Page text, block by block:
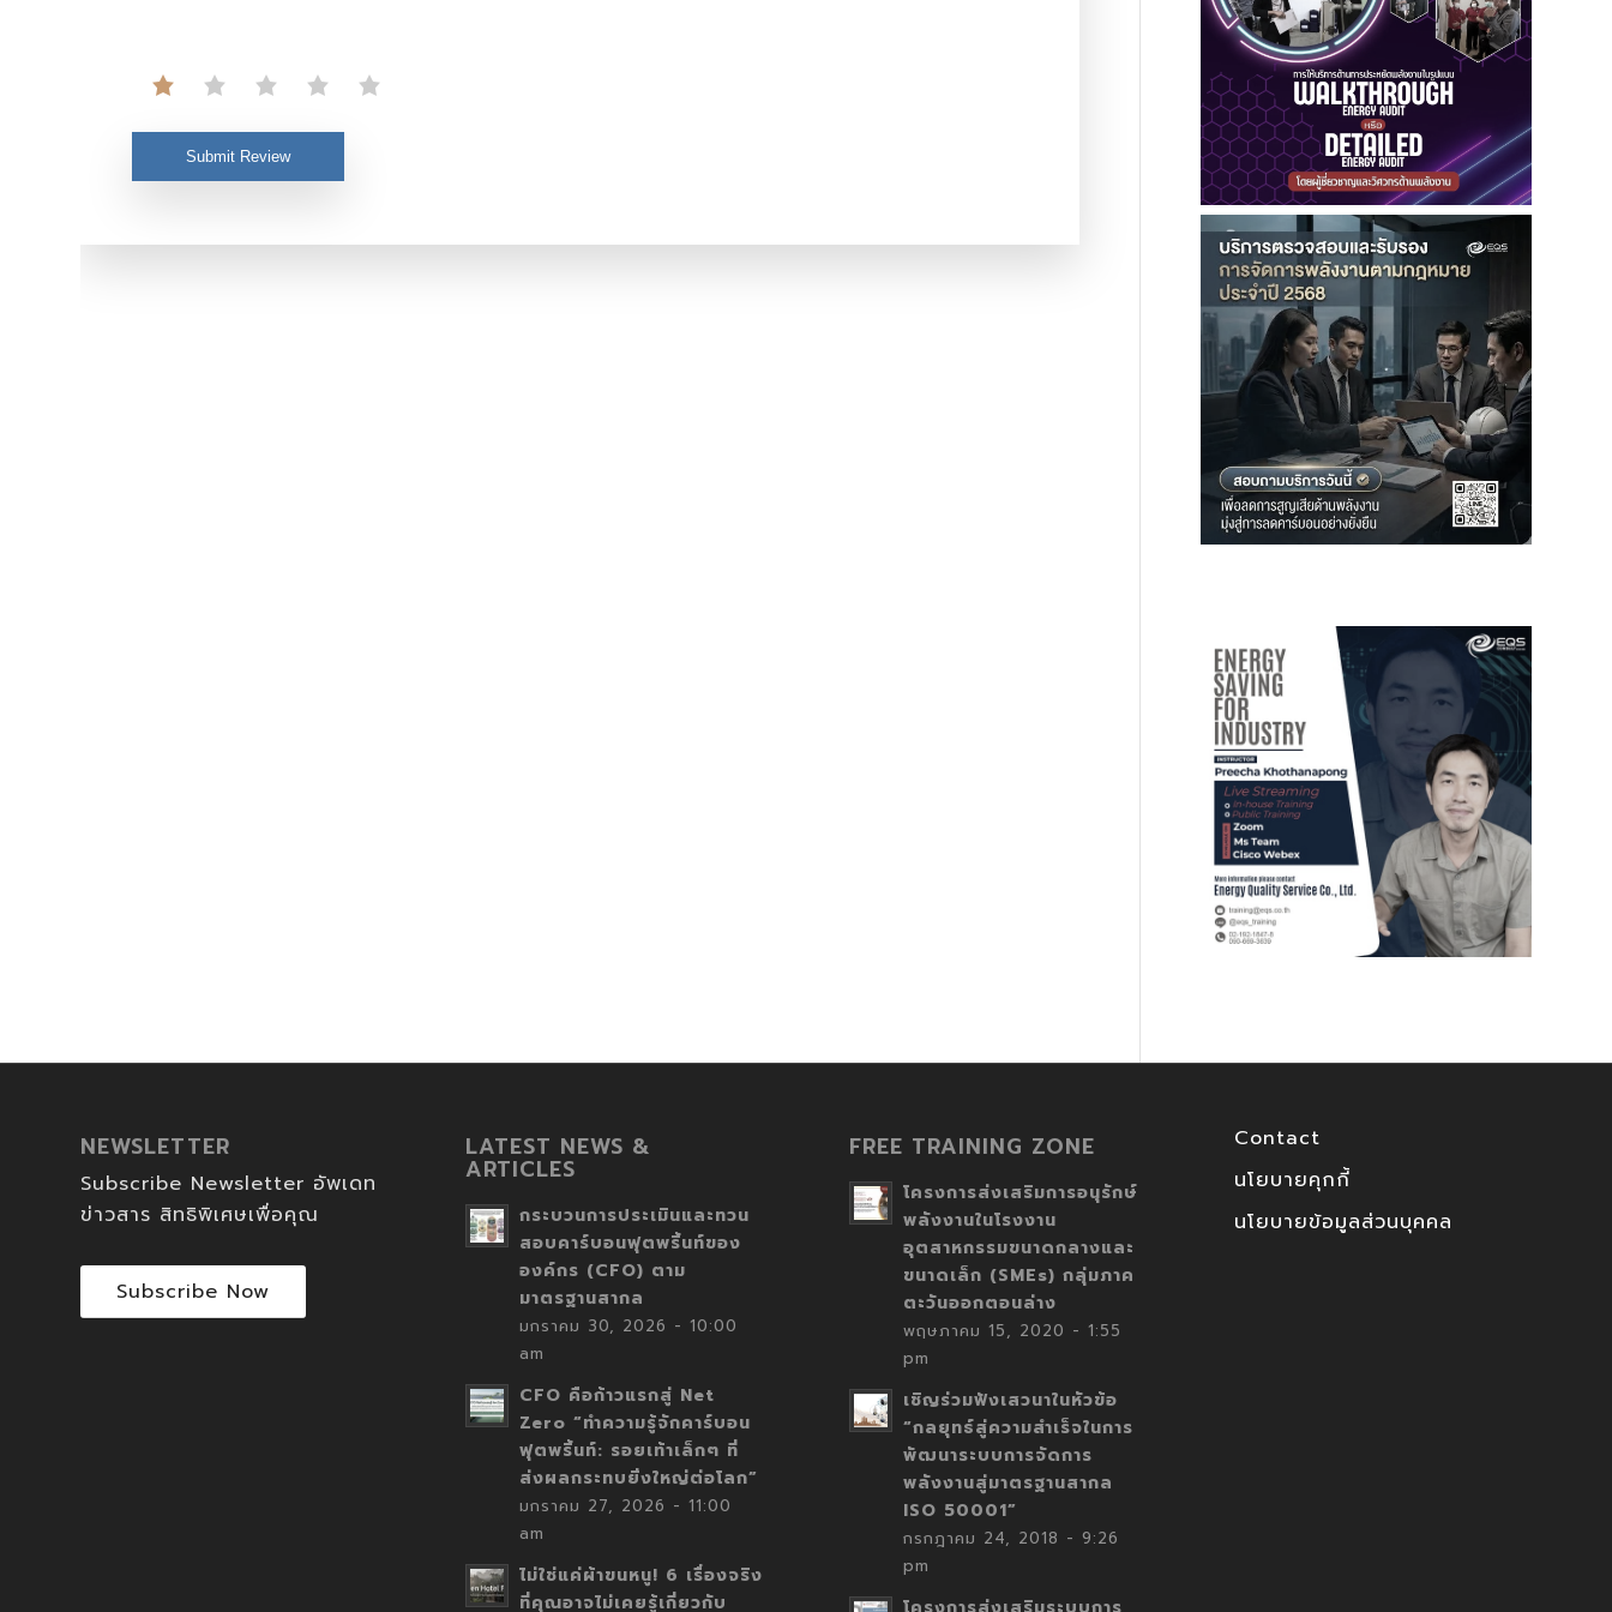
Submit Review
NEWSLETTER
Subscribe Newsletter อัพเดท
ข่าวสาร สิทธิพิเศษเพื่อคุณ
Subscribe Now
LATEST NEWS &
ARTICLES
กระบวนการประเมินและทวน
สอบคาร์บอนฟุตพริ้นท์ของ
องค์กร (CFO) ตาม
มาตรฐานสากล
มกราคม 30, 2026 - 10:00
am
CFO คือก้าวแรกสู่ Net
Zero “ทำความรู้จักคาร์บอน
ฟุตพริ้นท์: รอยเท้าเล็กๆ ที่
ส่งผลกระทบยิ่งใหญ่ต่อโลก”
มกราคม 27, 2026 - 11:00
am
ไม่ใช่แค่ผ้าขนหนู! 6 เรื่องจริง
ที่คุณอาจไม่เคยรู้เกี่ยวกับ
FREE TRAINING ZONE
โครงการส่งเสริมการอนุรักษ์
พลังงานในโรงงาน
อุตสาหกรรมขนาดกลางและ
ขนาดเล็ก (SMEs) กลุ่มภาค
ตะวันออกตอนล่าง
พฤษภาคม 15, 2020 - 1:55
pm
เชิญร่วมฟังเสวนาในหัวข้อ
“กลยุทธ์สู่ความสำเร็จในการ
พัฒนาระบบการจัดการ
พลังงานสู่มาตรฐานสากล
ISO 50001”
กรกฎาคม 24, 2018 - 9:26
pm
Contact
นโยบายคุกกี้
นโยบายข้อมูลส่วนบุคคล